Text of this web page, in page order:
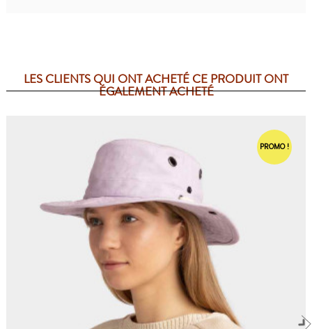
LES CLIENTS QUI ONT ACHETÉ CE PRODUIT ONT
ÉGALEMENT ACHETÉ
PROMO !